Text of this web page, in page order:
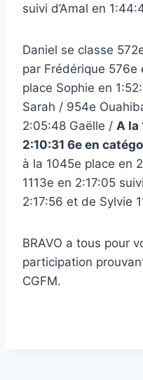
suivi d’Amal en
Daniel se classe
par Frédérique 576e
place Sophie en
Sarah / 954e
2:05:48 Gaëlle / A la
2:10:31 6e en
à la 1045e place en
1113e en 2:17:05
2:17:56 et de Sylvie
BRAVO a tous pour
participation
CGFM.